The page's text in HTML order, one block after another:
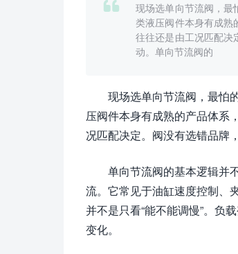
现场选单向节流阀，最
类液压阀件本身有成熟
往往还是由工况匹配决
动。单向节流阀的
现场选单向节流阀，最怕
压阀件本身有成熟的产品体系
况匹配决定。阀没有选错品牌
单向节流阀的基本逻辑并
流。它常见于油缸速度控制、
并不是只看“能不能调慢”。负
变化。